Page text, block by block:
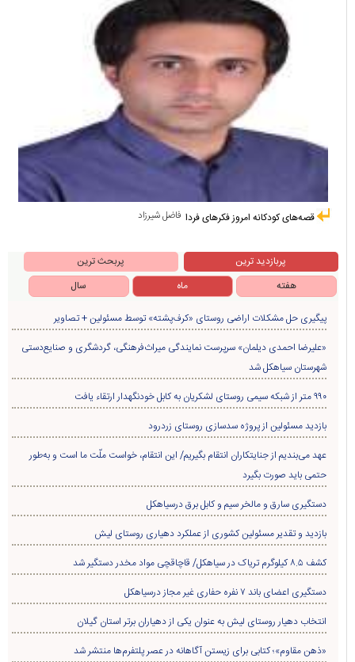
فاضل شیرزاد قصه‌های کودکانه امروز فکرهای فردا
هفته
ماه سال
پیگیری حل مشکلات اراضی روستای «کرف‌پشته» توسط مسئولین + تصاویر
«علیرضا احمدی دیلمان» سرپرست نمایندگی میراث‌فرهنگی، گردشگری و صنایع‌دستی
شهرستان سیاهکل شد